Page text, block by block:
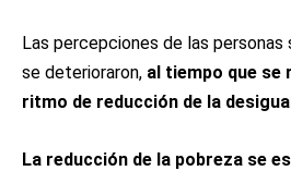
Las percepciones de las personas
se deterioraron, al tiempo que se
ritmo de reducción de la
La reducción de la pobreza se